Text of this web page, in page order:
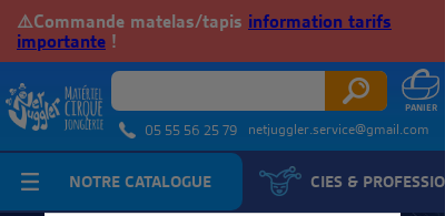
⚠️Commande matelas/tapis information tarifs
importante !
05 55 56 25 79 netjuggler.service@gmail.com
NOTRE CATALOGUE CIES &